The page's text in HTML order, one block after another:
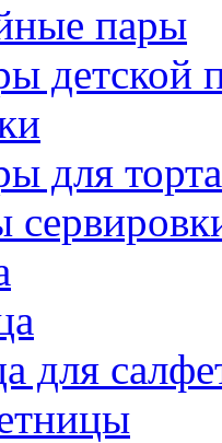
пары
детской
для торта
для